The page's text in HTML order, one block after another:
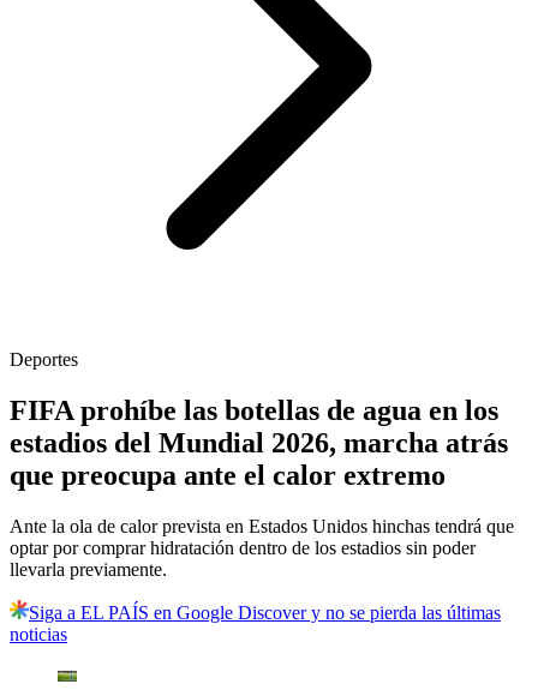
Deportes
FIFA prohíbe las botellas de agua en los
estadios del Mundial 2026, marcha atrás
que preocupa ante el calor extremo
Ante la ola de calor prevista en Estados Unidos hinchas tendrá que
optar por comprar hidratación dentro de los estadios sin poder
llevarla previamente.
Siga a EL PAÍS en Google Discover y no se pierda las últimas
noticias